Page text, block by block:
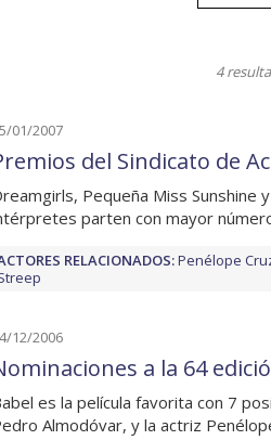
4
01/2007
del Sindicato de
Pequeña Miss Sunshine
parten con mayor
RELACIONADOS:Penélope
12/2006
a la 64
es la película favorita con 7
Almodóvar, y la actriz